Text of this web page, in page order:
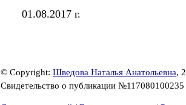
01.08.2017 г.
© Copyright: Шведова Наталья Анатольевна,
Свидетельство о публикации №117080100235